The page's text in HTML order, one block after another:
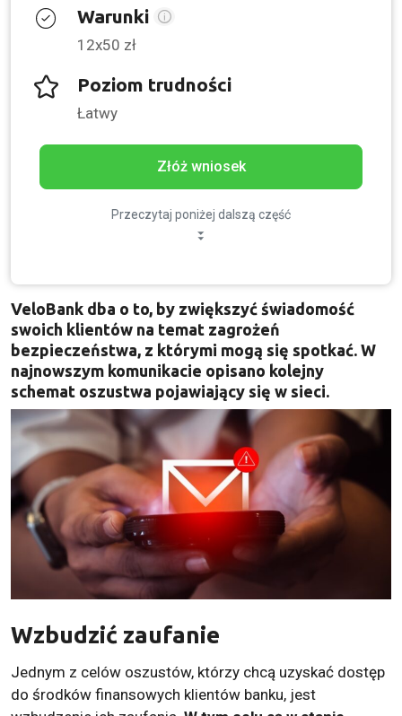
Warunki
12x50 zł
Poziom trudności
Łatwy
Złóż wniosek
Przeczytaj poniżej dalszą część
VeloBank dba o to, by zwiększyć świadomość
swoich klientów na temat zagrożeń
bezpieczeństwa, z którymi mogą się spotkać. W
najnowszym komunikacie opisano kolejny
schemat oszustwa pojawiający się w sieci.
Wzbudzić zaufanie
Jednym z celów oszustów, którzy chcą uzyskać dostęp
do środków finansowych klientów banku, jest